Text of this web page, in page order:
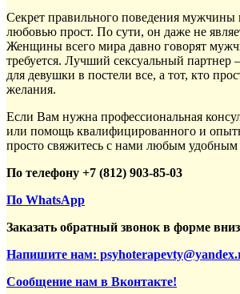
Секрет правильного поведения мужчины
любовью прост. По сути, он даже не
Женщины всего мира давно говорят
требуется. Лучший сексуальный партнер
для девушки в постели все, а тот, кто
желания.
Если Вам нужна профессиональная
или помощь квалифицированного и
просто свяжитесь с нами любым удобным
По телефону +7 (812) 903-85-03
По WhatsApp
Заказать обратный звонок в форме
Напишите нам:
Сообщение нам в Вконтакте!